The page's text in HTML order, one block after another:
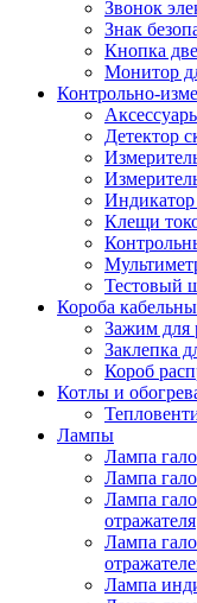
Звонок
Знак
Кнопка
Монитор
Контрольно-
Детектор
Индикатор
Клещи
Тестовый
Короба
Зажим для
Заклепка
Короб
Котлы и
Лампы
Лампа
Лампа
Лампа
отражателя
Лампа
Лампа